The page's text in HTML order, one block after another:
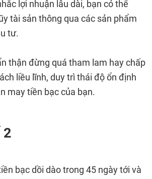
lợi nhuận lâu dài, bạn có thể
tài sản thông qua các sản phẩm
tư.
thận đừng quá tham lam hay chấp
liều lĩnh, duy trì thái độ ổn định
may tiền bạc của bạn.
2
bạc dồi dào trong 45 ngày tới và